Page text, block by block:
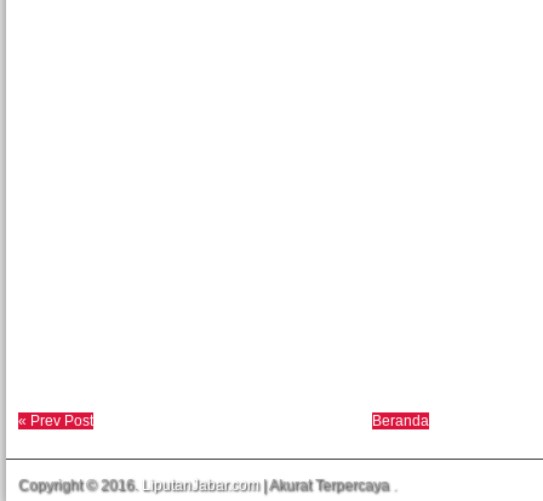
« Prev Post Beranda
Copyright © 2016. LiputanJabar.com| Akurat Terpercaya